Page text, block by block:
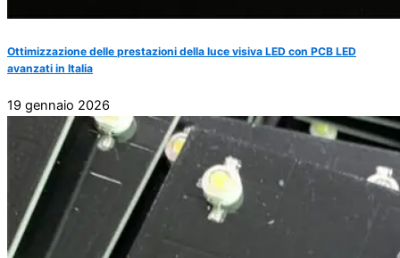
Ottimizzazione delle prestazioni della luce visiva LED con PCB LED
avanzati in Italia
19 gennaio 2026